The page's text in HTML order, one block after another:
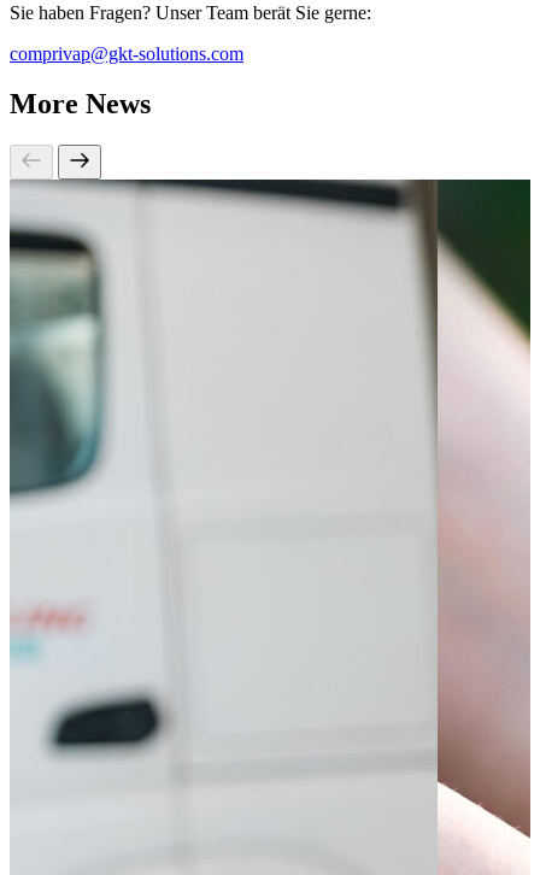
Sie haben Fragen? Unser Team berät Sie gerne:
comprivap@gkt-solutions.com
More News